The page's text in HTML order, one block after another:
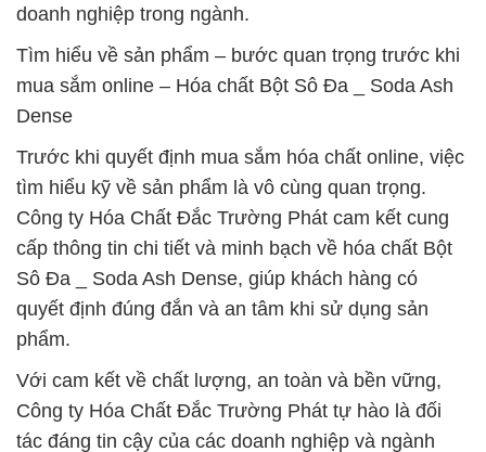
doanh nghiệp trong ngành.
Tìm hiểu về sản phẩm – bước quan trọng trước khi
mua sắm online – Hóa chất Bột Sô Đa _ Soda Ash
Dense
Trước khi quyết định mua sắm hóa chất online, việc
tìm hiểu kỹ về sản phẩm là vô cùng quan trọng.
Công ty Hóa Chất Đắc Trường Phát cam kết cung
cấp thông tin chi tiết và minh bạch về hóa chất Bột
Sô Đa _ Soda Ash Dense, giúp khách hàng có
quyết định đúng đắn và an tâm khi sử dụng sản
phẩm.
Với cam kết về chất lượng, an toàn và bền vững,
Công ty Hóa Chất Đắc Trường Phát tự hào là đối
tác đáng tin cậy của các doanh nghiệp và ngành